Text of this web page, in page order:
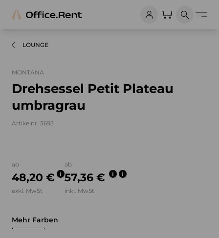
LOUNGE
MONTANA
Drehsessel Petit Plateau
umbragrau
Artikelnr. 3693
ab
48,20 €
exkl. MwSt
ab
57,36 €
inkl. MwSt
Mehr Farben